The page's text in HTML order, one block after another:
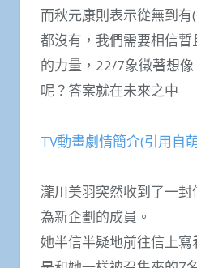
而秋元康則表示從無到
都沒有，我們需要相信
的力量，22/7象徵著想
呢？答案就在未來之中
TV動畫劇情簡介(引用自
瀧川美羽突然收到了一
為新企劃的成員。
她半信半疑地前往信上